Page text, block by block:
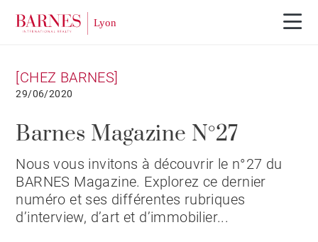
[CHEZ BARNES]
29/06/2020
Barnes Magazine N°27
Nous vous invitons à découvrir le n°27 du
BARNES Magazine. Explorez ce dernier
numéro et ses différentes rubriques
d’interview, d’art et d’immobilier...